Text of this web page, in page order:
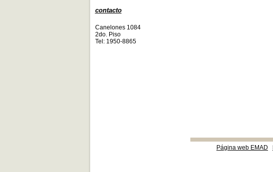
Página web EMAD
contacto
Canelones 1084
2do. Piso
Tel: 1950-8865